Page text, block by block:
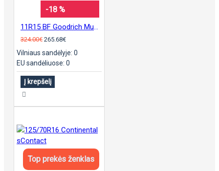
-18 %
324.00€ 265.68€
Vilniaus sandėlyje: 0
EU sandėliuose: 0
Į krepšelį
Top prekės ženklas